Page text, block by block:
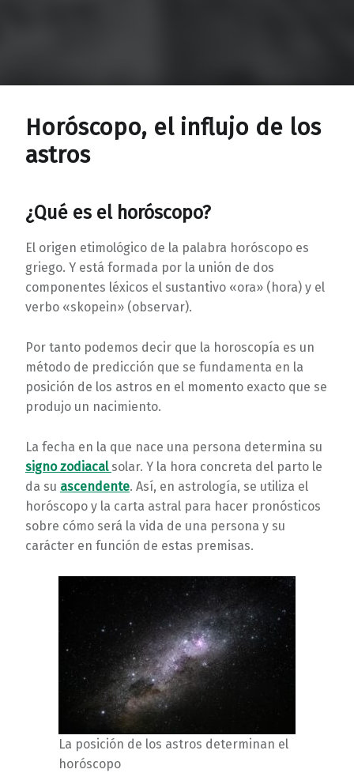
Horóscopo, el influjo de los
astros
¿Qué es el horóscopo?
El origen etimológico de la palabra horóscopo es
griego. Y está formada por la unión de dos
componentes léxicos el sustantivo «ora» (hora) y el
verbo «skopein» (observar).
Por tanto podemos decir que la horoscopía es un
método de predicción que se fundamenta en la
posición de los astros en el momento exacto que se
produjo un nacimiento.
La fecha en la que nace una persona determina su
signo zodiacal solar. Y la hora concreta del parto le
da su ascendente. Así, en astrología, se utiliza el
horóscopo y la carta astral para hacer pronósticos
sobre cómo será la vida de una persona y su
carácter en función de estas premisas.
La posición de los astros determinan el
horóscopo